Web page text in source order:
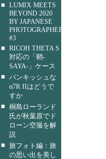
■ LUMIX MEETS
BEYOND 2020
BY JAPANESE
PHOTOGRAPHERS
#3
■ RICOH THETA S
対応の「鞘-
SAYA-」ケース
■ パンキッシュな
α7R IIはどうで
すか
■ 桐島ローランド
氏が秋葉原でド
ローン空撮を解
説
■ 旅フォト編：旅
の思い出を美し